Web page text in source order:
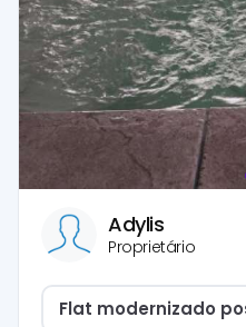
Adylis
Proprietário
Flat modernizado